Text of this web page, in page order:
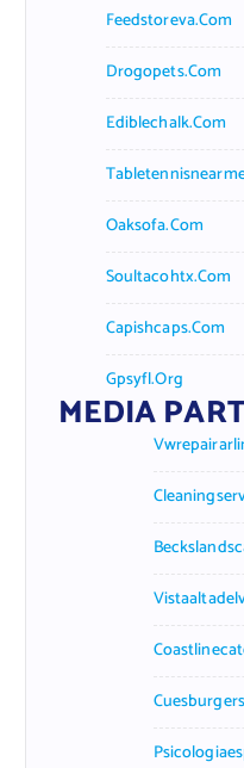
Feedstoreva.com
Drogopets.com
Ediblechalk.com
Oaksofa.com
Soultacohtx.com
Capishcaps.com
Gpsyfl.org
MEDIA